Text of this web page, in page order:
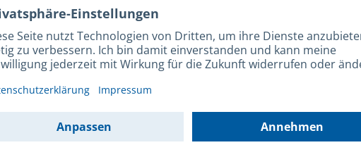
Dann bewirb Dich jetzt als Aushilfslehrkraft!
oder melde Dich unter der folgenden Mailadresse:
info.b.rbs@muenchen.de
Deine Chancen bei uns nach dem Referendariat